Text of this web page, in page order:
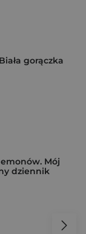
gorączka
Mój
dziennik